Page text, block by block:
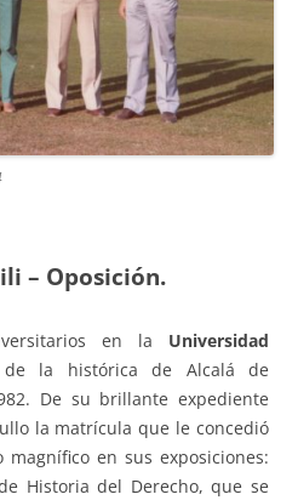
– Oposición.
en la Universidad
de la histórica de Alcalá de
De su brillante expediente
la matrícula que le concedió
en sus exposiciones:
Historia del Derecho, que se